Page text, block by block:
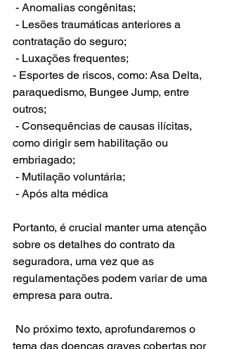
- Anomalias congênitas;
contratação do seguro;
- Luxações frequentes;
- Esportes de riscos, como: Asa Delta,
paraquedismo, Bungee Jump, entre
outros;
como dirigir sem habilitação ou
embriagado;
- Mutilação voluntária;
- Após alta médica
Portanto, é crucial manter uma atenção
sobre os detalhes do contrato da
seguradora, uma vez que as
regulamentações podem variar de uma
empresa para outra.
tema das doenças graves cobertas por